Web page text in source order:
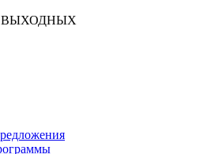
ВЫХОДНЫХ